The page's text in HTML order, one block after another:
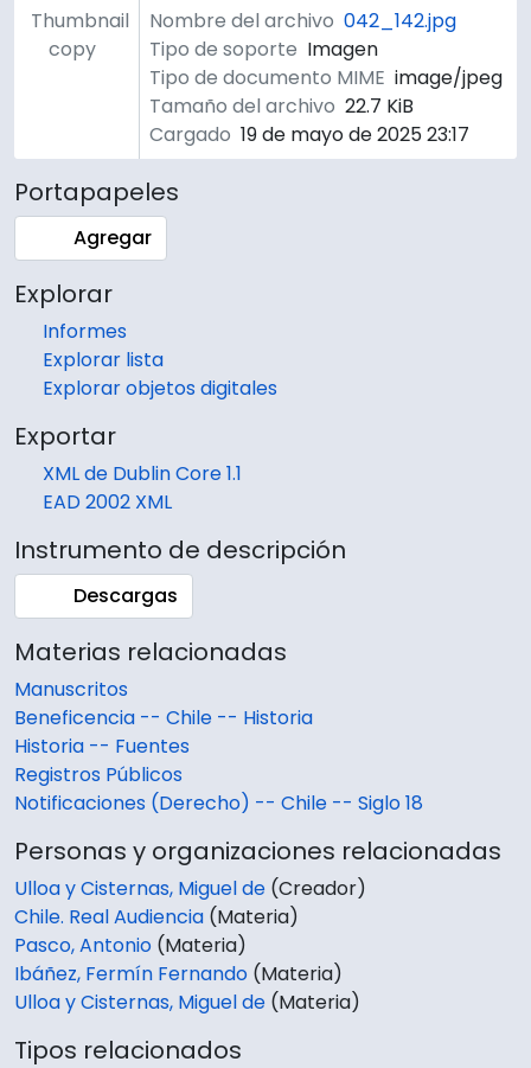
Thumbnail
copy
Nombre del archivo 042_142.jpg
Tipo de soporte Imagen
Tipo de documento MIME image/jpeg
Tamaño del archivo 22.7 KiB
Cargado 19 de mayo de 2025 23:17
Portapapeles
Agregar
Explorar
Informes
Explorar lista
Explorar objetos digitales
Exportar
XML de Dublin Core 1.1
EAD 2002 XML
Instrumento de descripción
Descargas
Materias relacionadas
Manuscritos
Beneficencia -- Chile -- Historia
Historia -- Fuentes
Registros Públicos
Notificaciones (Derecho) -- Chile -- Siglo 18
Personas y organizaciones relacionadas
Ulloa y Cisternas, Miguel de (Creador)
Chile. Real Audiencia (Materia)
Pasco, Antonio (Materia)
Ibáñez, Fermín Fernando (Materia)
Ulloa y Cisternas, Miguel de (Materia)
Tipos relacionados